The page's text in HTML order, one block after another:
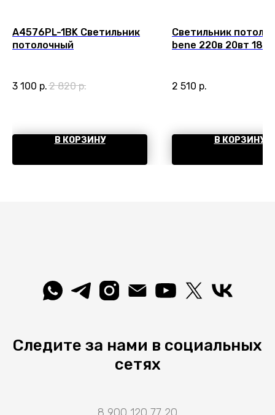
A4576PL-1BK Светильник
потолочный
3 100 р. 2 820 р.
В КОРЗИНУ
Светильник
bene 220в 20вт
2 510 р.
В КОРЗИНУ
Следите за нами в социальных
сетях